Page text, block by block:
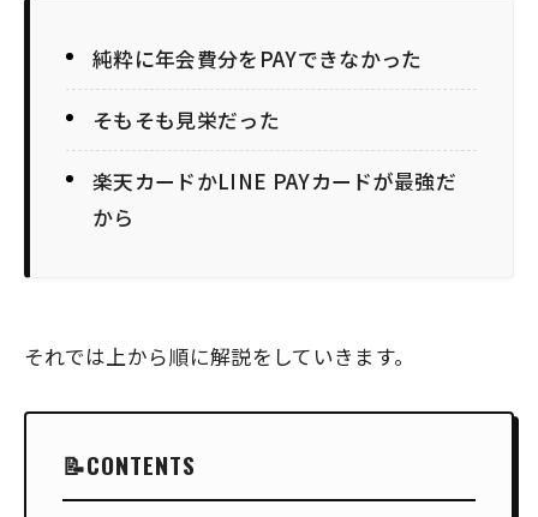
純粋に年会費分をPAYできなかった
そもそも見栄だった
楽天カードかLINE PAYカードが最強だ
から
それでは上から順に解説をしていきます。
CONTENTS